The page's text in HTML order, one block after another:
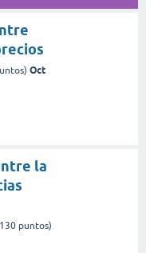
Oct
la
130 puntos)